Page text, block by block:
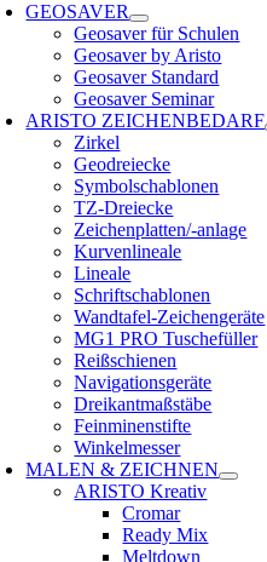
GEOSAVER
Geosaver für Schulen
Geosaver by Aristo
Geosaver Standard
Geosaver Seminar
ARISTO ZEICHENBEDARF
Zirkel
Geodreiecke
Symbolschablonen
TZ-Dreiecke
Zeichenplatten/-anlage
Kurvenlineale
Lineale
Schriftschablonen
Wandtafel-Zeichengeräte
MG1 PRO Tuschefüller
Reißschienen
Navigationsgeräte
Dreikantmaßstäbe
Feinminenstifte
Winkelmesser
MALEN & ZEICHNEN
ARISTO Kreativ
Cromar
Ready Mix
Meltdown